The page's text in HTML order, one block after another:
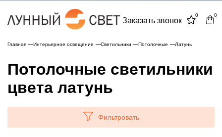
Заказать звонок
0 0
Главная Интерьерное освещение Светильники Потолочные Латунь
Потолочные светильники
цвета латунь
Фильтровать